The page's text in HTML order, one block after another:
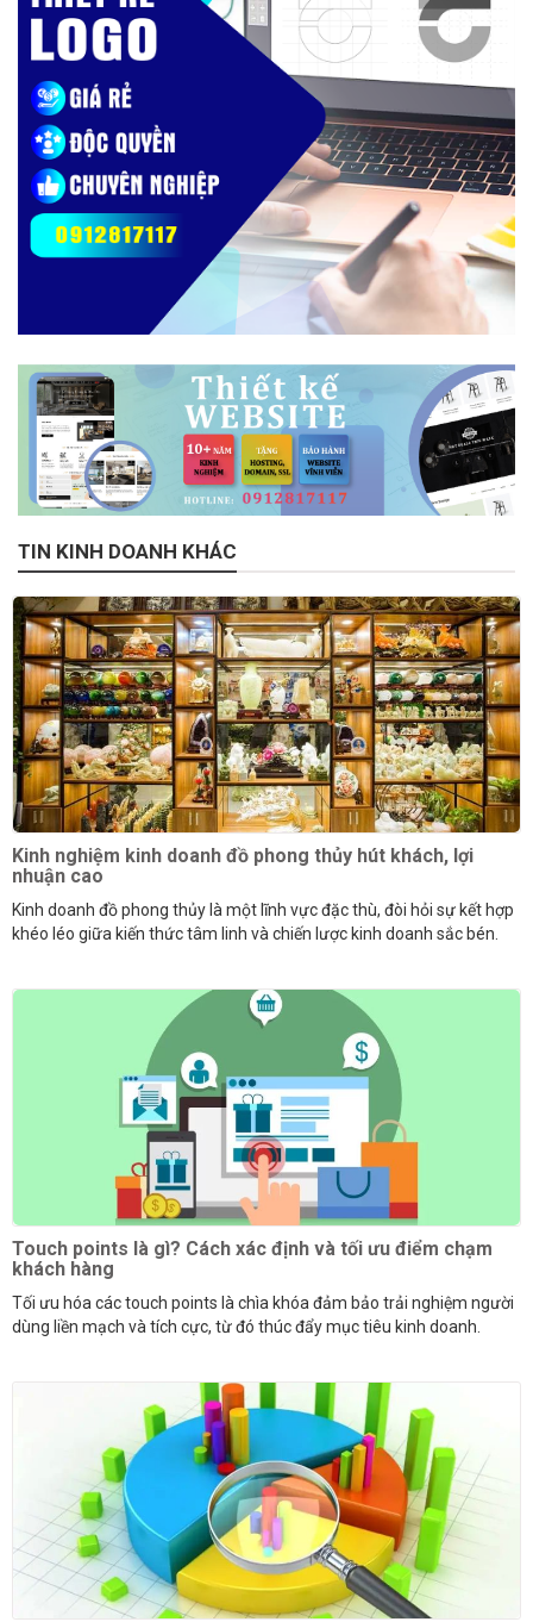
TIN KINH DOANH KHÁC
Kinh nghiệm kinh doanh đồ phong thủy hút khách, lợi
nhuận cao
Kinh doanh đồ phong thủy là một lĩnh vực đặc thù, đòi hỏi sự kết hợp
khéo léo giữa kiến thức tâm linh và chiến lược kinh doanh sắc bén.
Touch points là gì? Cách xác định và tối ưu điểm chạm
khách hàng
Tối ưu hóa các touch points là chìa khóa đảm bảo trải nghiệm người
dùng liền mạch và tích cực, từ đó thúc đẩy mục tiêu kinh doanh.